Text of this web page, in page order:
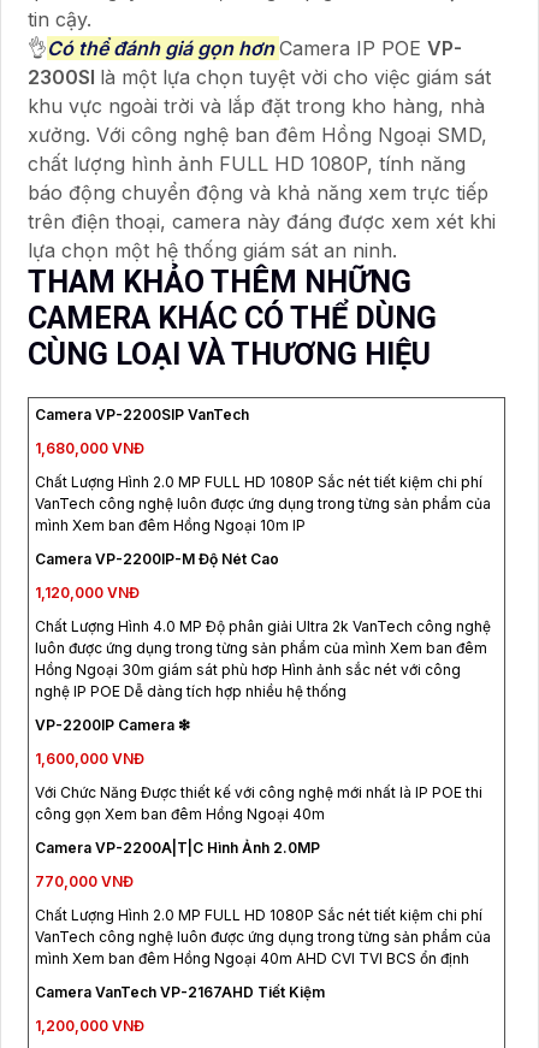
tin cậy.
👌Có thể đánh giá gọn hơnCamera IP POE VP-
2300SI là một lựa chọn tuyệt vời cho việc giám sát
khu vực ngoài trời và lắp đặt trong kho hàng, nhà
xưởng. Với công nghệ ban đêm Hồng Ngoại SMD,
chất lượng hình ảnh FULL HD 1080P, tính năng
báo động chuyển động và khả năng xem trực tiếp
trên điện thoại, camera này đáng được xem xét khi
lựa chọn một hệ thống giám sát an ninh.
THAM KHẢO THÊM NHỮNG
CAMERA KHÁC CÓ THỂ DÙNG
CÙNG LOẠI VÀ THƯƠNG HIỆU
Camera VP-2200SIP VanTech
1,680,000 VNĐ
Chất Lượng Hình 2.0 MP FULL HD 1080P Sắc nét tiết kiệm chi phí
VanTech công nghệ luôn được ứng dụng trong từng sản phẩm của
mình Xem ban đêm Hồng Ngoại 10m IP
Camera VP-2200IP-M Độ Nét Cao
1,120,000 VNĐ
Chất Lượng Hình 4.0 MP Độ phân giải Ultra 2k VanTech công nghệ
luôn được ứng dụng trong từng sản phẩm của mình Xem ban đêm
Hồng Ngoại 30m giám sát phù hơp Hình ảnh sắc nét với công
nghệ IP POE Dễ dàng tích hợp nhiều hệ thống
VP-2200IP Camera ❇
1,600,000 VNĐ
Với Chức Năng Được thiết kế với công nghệ mới nhất là IP POE thi
công gọn Xem ban đêm Hồng Ngoại 40m
Camera VP-2200A|T|C Hình Ảnh 2.0MP
770,000 VNĐ
Chất Lượng Hình 2.0 MP FULL HD 1080P Sắc nét tiết kiệm chi phí
VanTech công nghệ luôn được ứng dụng trong từng sản phẩm của
mình Xem ban đêm Hồng Ngoại 40m AHD CVI TVI BCS ổn định
Camera VanTech VP-2167AHD Tiết Kiệm
1,200,000 VNĐ